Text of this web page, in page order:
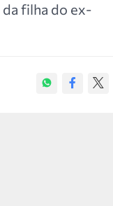
filha do ex-